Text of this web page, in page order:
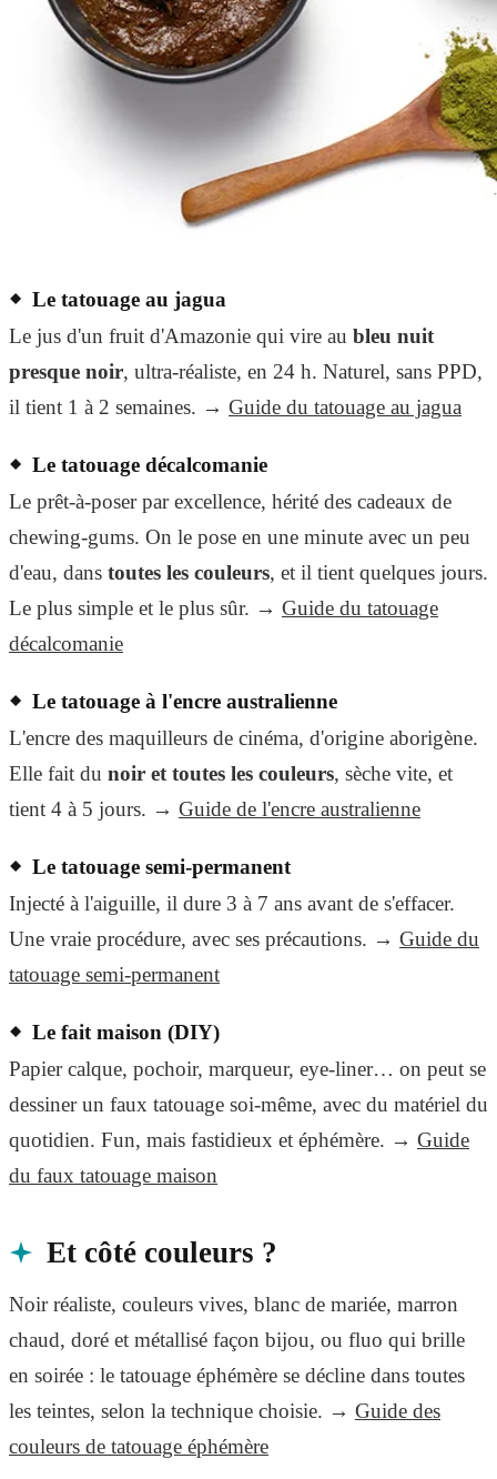
Le tatouage au jagua
Le jus d'un fruit d'Amazonie qui vire au bleu nuit
presque noir, ultra-réaliste, en 24 h. Naturel, sans PPD,
il tient 1 à 2 semaines. → Guide du tatouage au jagua
Le tatouage décalcomanie
Le prêt-à-poser par excellence, hérité des cadeaux de
chewing-gums. On le pose en une minute avec un peu
d'eau, dans toutes les couleurs, et il tient quelques jours.
Le plus simple et le plus sûr. → Guide du tatouage
décalcomanie
Le tatouage à l'encre australienne
L'encre des maquilleurs de cinéma, d'origine aborigène.
Elle fait du noir et toutes les couleurs, sèche vite, et
tient 4 à 5 jours. → Guide de l'encre australienne
Le tatouage semi-permanent
Injecté à l'aiguille, il dure 3 à 7 ans avant de s'effacer.
Une vraie procédure, avec ses précautions. → Guide du
tatouage semi-permanent
Le fait maison (DIY)
Papier calque, pochoir, marqueur, eye-liner… on peut se
dessiner un faux tatouage soi-même, avec du matériel du
quotidien. Fun, mais fastidieux et éphémère. → Guide
du faux tatouage maison
Et côté couleurs ?
Noir réaliste, couleurs vives, blanc de mariée, marron
chaud, doré et métallisé façon bijou, ou fluo qui brille
en soirée : le tatouage éphémère se décline dans toutes
les teintes, selon la technique choisie. → Guide des
couleurs de tatouage éphémère